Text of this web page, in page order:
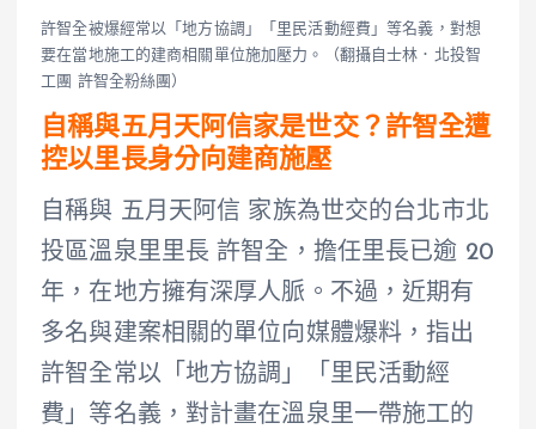
許智全被爆經常以「地方協調」「里民活動經費」等名義，對想
要在當地施工的建商相關單位施加壓力。（翻攝自士林．北投智
工團 許智全粉絲團）
自稱與五月天阿信家是世交？許智全遭
控以里長身分向建商施壓
自稱與 五月天阿信 家族為世交的台北市北
投區溫泉里里長 許智全，擔任里長已逾 20
年，在地方擁有深厚人脈。不過，近期有
多名與建案相關的單位向媒體爆料，指出
許智全常以「地方協調」「里民活動經
費」等名義，對計畫在溫泉里一帶施工的